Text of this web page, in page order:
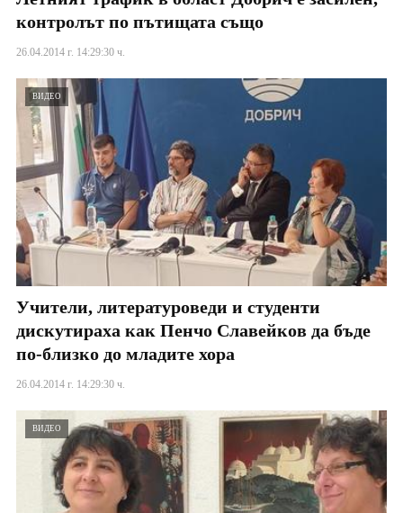
контролът по пътищата също
26.04.2014 г. 14:29:30 ч.
ВИДЕО
Учители, литературоведи и студенти
дискутираха как Пенчо Славейков да бъде
по-близко до младите хора
26.04.2014 г. 14:29:30 ч.
ВИДЕО